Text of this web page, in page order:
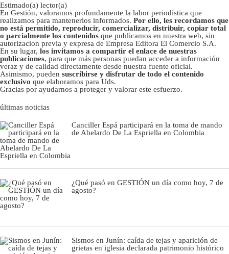
Estimado(a) lector(a)
En Gestión, valoramos profundamente la labor periodística que
realizamos para mantenerlos informados. Por ello, les recordamos que
no está permitido, reproducir, comercializar, distribuir, copiar total
o parcialmente los contenidos que publicamos en nuestra web, sin
autorizacion previa y expresa de Empresa Editora El Comercio S.A.
En su lugar, los invitamos a compartir el enlace de nuestras
publicaciones, para que más personas puedan acceder a información
veraz y de calidad directamente desde nuestra fuente oficial.
Asimismo, pueden suscribirse y disfrutar de todo el contenido
exclusivo que elaboramos para Uds.
Gracias por ayudarnos a proteger y valorar este esfuerzo.
últimas noticias
Canciller Espá participará en la toma de mando
de Abelardo De La Espriella en Colombia
¿Qué pasó en GESTIÓN un día como hoy, 7 de
agosto?
Sismos en Junín: caída de tejas y aparición de
grietas en iglesia declarada patrimonio histórico